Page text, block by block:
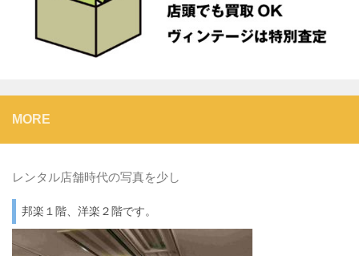
MORE
レンタル店舗時代の写真を少し
邦楽１階、洋楽２階です。